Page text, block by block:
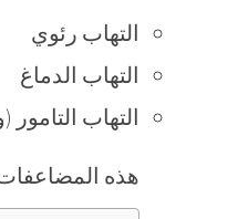
التهاب رئوي
التهاب الدماغ
التهاب
هذه المضاعفات